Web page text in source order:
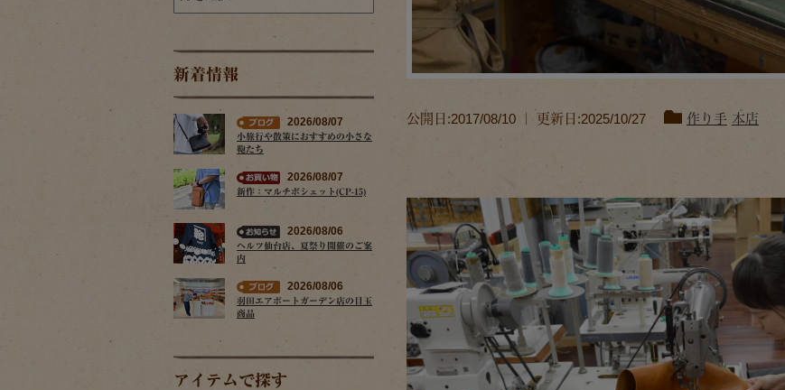
新着情報
2026/08/07
小旅行や散策におすすめの小さな
鞄たち
2026/08/07
新作：マルチポシェット(CP-15)
2026/08/06
ヘルツ仙台店、夏祭り開催のご案
内
2026/08/06
羽田エアポートガーデン店の目玉
商品
アイテムで探す
公開日:2017/08/10 ｜ 更新日:2025/10/27 作り手 本店